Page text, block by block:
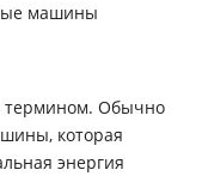
машины
термином. Обычно
которая
энергия